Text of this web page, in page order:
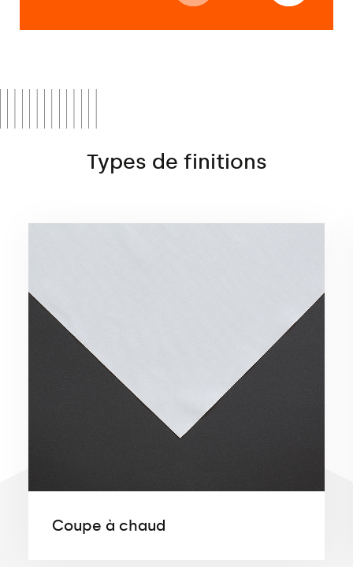
Types de finitions
Coupe à chaud